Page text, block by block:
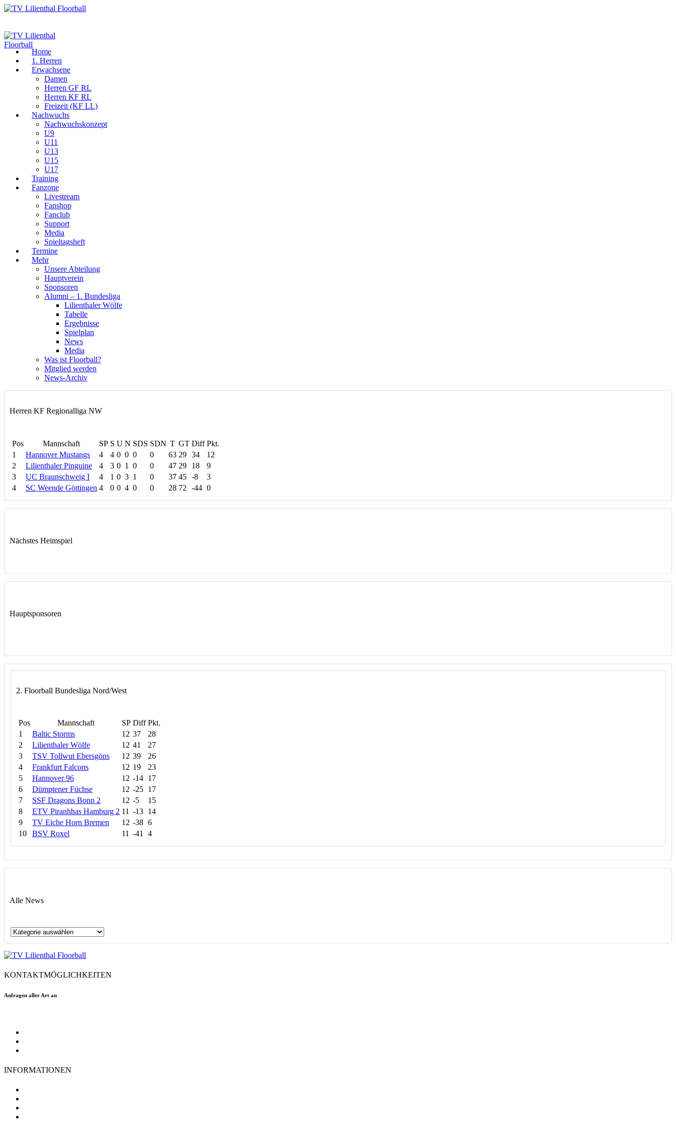
Home
1. Herren
Erwachsene
Damen
Herren GF RL
Herren KF RL
Freizeit (KF LL)
Nachwuchs
Nachwuchskonzept
U9
U11
U13
U15
U17
Training
Fanzone
Livestream
Fanshop
Fanclub
Support
Media
Spieltagsheft
Termine
Mehr
Unsere Abteilung
Hauptverein
Sponsoren
Alumni – 1. Bundesliga
Lilienthaler Wölfe
Tabelle
Ergebnisse
Spielplan
News
Media
Was ist Floorball?
Mitglied werden
News-Archiv
Herren KF Regionalliga NW
Pos Mannschaft SP S U N SDS SDN T GT Diff Pkt.
1
Hannover Mustangs 4 4 0 0 0 0 63 29 34
12
2
Lilienthaler Pinguine 4 3 0 1 0 0 47 29 18
9
3
UC Braunschweig I 4 1 0 3 1 0 37 45 -8
3
4
SC Weende Göttingen 4 0 0 4 0 0 28 72 -44 0
Nächstes Heimspiel
Hauptsponsoren
2. Floorball Bundesliga Nord/West
Pos Mannschaft SP Diff Pkt.
1
Baltic Storms 12 37
28
2
Lilienthaler Wölfe 12 41
27
3
TSV Tollwut Ebersgöns 12 39
26
4
Frankfurt Falcons 12 19
23
5
Hannover 96 12 -14 17
6
Dümptener Füchse 12 -25 17
7
SSF Dragons Bonn 2 12 -5
15
8
ETV Piranhhas Hamburg 2 11 -13 14
9
TV Eiche Horn Bremen 12 -38 6
10
BSV Roxel 11 -41 4
Alle News
Alle
KONTAKTMÖGLICHKEITEN
Anfragen aller Art an
INFORMATIONEN